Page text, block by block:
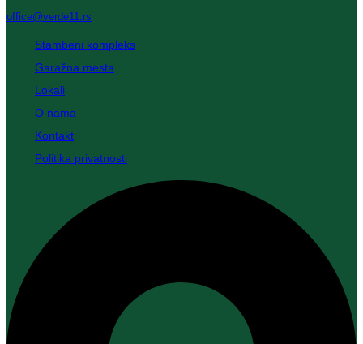
office@verde11.rs
Stambeni kompleks
Garažna mesta
Lokali
O nama
Kontakt
Politika privatnosti